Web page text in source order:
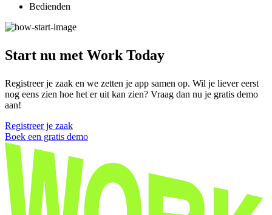
Bedienden
Start nu met Work Today
Registreer je zaak en we zetten je app samen op. Wil je liever eerst
nog eens zien hoe het er uit kan zien? Vraag dan nu je gratis demo
aan!
Registreer je zaak
Boek een gratis demo